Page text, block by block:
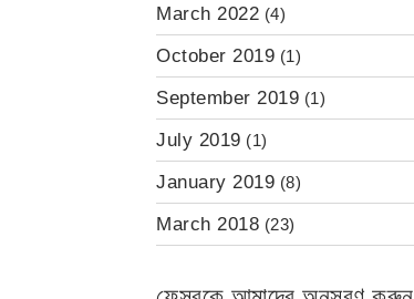
March 2022 (4)
October 2019 (1)
September 2019 (1)
July 2019 (1)
January 2019 (8)
March 2018 (23)